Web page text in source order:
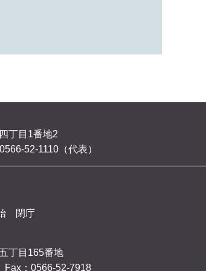
丁目1番地2
52-1110（代表）
閉庁
丁目165番地
Fax：0566-52-7918